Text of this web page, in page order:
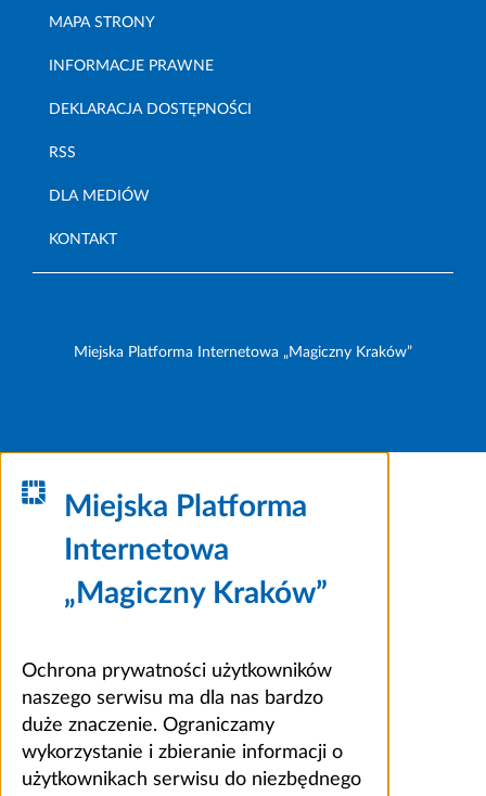
MAPA STRONY
INFORMACJE PRAWNE
DEKLARACJA DOSTĘPNOŚCI
RSS
DLA MEDIÓW
KONTAKT
Miejska Platforma Internetowa „Magiczny Kraków”
Miejska Platforma
Internetowa
„Magiczny Kraków”
Ochrona prywatności użytkowników
naszego serwisu ma dla nas bardzo
duże znaczenie. Ograniczamy
wykorzystanie i zbieranie informacji o
użytkownikach serwisu do niezbędnego